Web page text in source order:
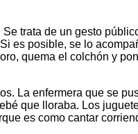
trata de un gesto
es posible, se lo
quema el colchón y
La enfermera que se
que lloraba. Los
es como cantar